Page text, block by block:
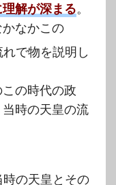
解が深まる。
なかこの
で物を説明し
の時代の政
時の天皇の流
時の天皇とその